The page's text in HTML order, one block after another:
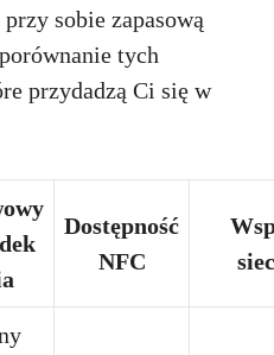
sobie zapasową
tych
przydadzą Ci się w
Dostępność
NFC